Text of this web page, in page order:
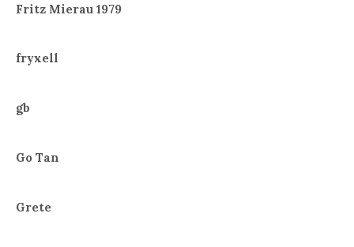
Fritz Mierau 1979
fryxell
gb
Go Tan
Grete